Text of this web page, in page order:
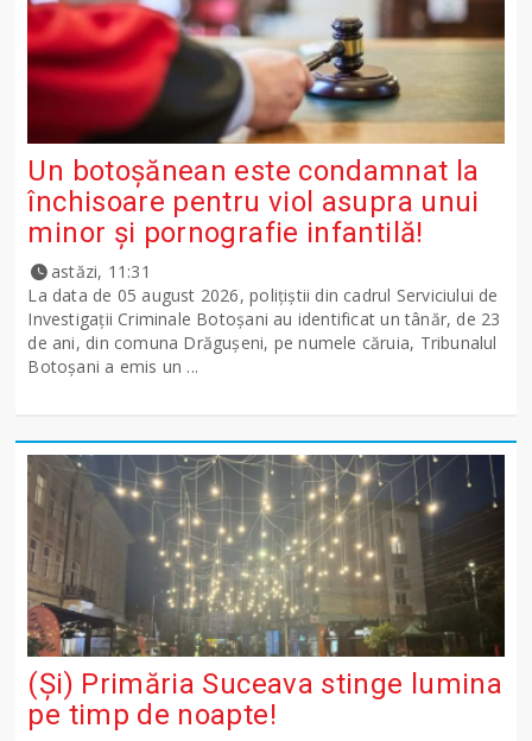
Un botoșănean este condamnat la
închisoare pentru viol asupra unui
minor și pornografie infantilă!
astăzi, 11:31
La data de 05 august 2026, polițiștii din cadrul Serviciului de
Investigații Criminale Botoșani au identificat un tânăr, de 23
de ani, din comuna Drăgușeni, pe numele căruia, Tribunalul
Botoșani a emis un ...
(Și) Primăria Suceava stinge lumina
pe timp de noapte!